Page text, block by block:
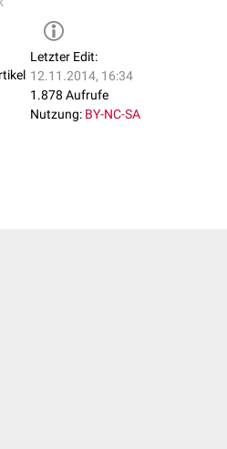
genotypische
rasch nachweisen.
die Fähigkeit, großeOrganfragmente
wieder nachwachsen zu
Letzter Edit:
12.11.2014, 16:34
1.878 Aufrufe
Nutzung: BY-NC-SA